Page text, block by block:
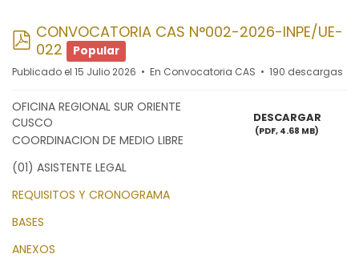
pdf
CONVOCATORIA CAS N°002-2026-INPE/UE-
022
Popular
Publicado el 15 Julio 2026 En Convocatoria CAS 190 descargas
DESCARGAR
(PDF, 4.68 MB)
OFICINA REGIONAL SUR ORIENTE
CUSCO
COORDINACION DE MEDIO LIBRE
(01) ASISTENTE LEGAL
REQUISITOS Y CRONOGRAMA
BASES
ANEXOS